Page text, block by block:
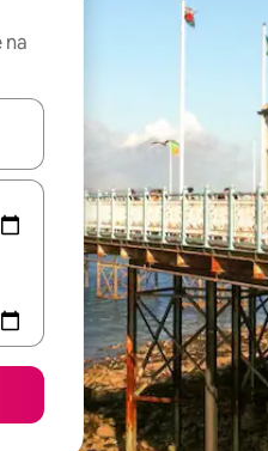
na
koristeći se strelicama